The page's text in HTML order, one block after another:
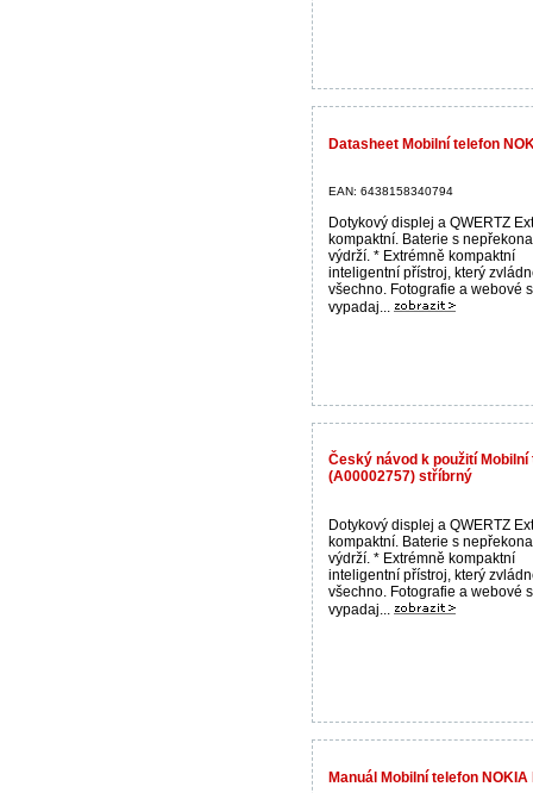
Datasheet Mobilní telefon
EAN: 6438158340794
Dotykový displej a QWERTZ
kompaktní. Baterie s
výdrží. * Extrémně kompaktní
inteligentní přístroj, který
všechno. Fotografie a webové
vypadaj...
Český návod k použití Mobilní
(A00002757) stříbrný
Dotykový displej a QWERTZ
kompaktní. Baterie s
výdrží. * Extrémně kompaktní
inteligentní přístroj, který
všechno. Fotografie a webové
vypadaj...
Manuál Mobilní telefon NOKIA